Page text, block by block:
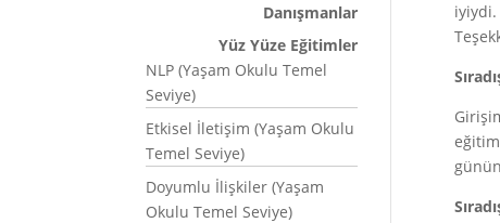
Danışmanlar
Yüz Yüze Eğitimler
NLP (Yaşam Okulu Temel
Seviye)
Etkisel İletişim (Yaşam Okulu
Temel Seviye)
Doyumlu İlişkiler (Yaşam
Okulu Temel Seviye)